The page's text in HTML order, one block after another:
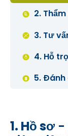
2.
3. Tư
4. Hỗ
5. Đánh
1. Hồ sơ -